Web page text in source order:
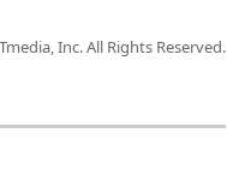
Inc. All Rights Reserved.